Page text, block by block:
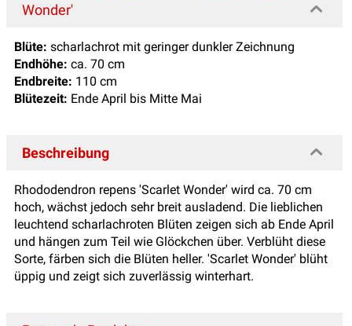
Wonder'
Blüte: scharlachrot mit geringer dunkler Zeichnung
Endhöhe: ca. 70 cm
Endbreite: 110 cm
Blütezeit: Ende April bis Mitte Mai
Beschreibung
Rhododendron repens 'Scarlet Wonder' wird ca. 70 cm
hoch, wächst jedoch sehr breit ausladend. Die lieblichen
leuchtend scharlachroten Blüten zeigen sich ab Ende April
und hängen zum Teil wie Glöckchen über. Verblüht diese
Sorte, färben sich die Blüten heller. 'Scarlet Wonder' blüht
üppig und zeigt sich zuverlässig winterhart.